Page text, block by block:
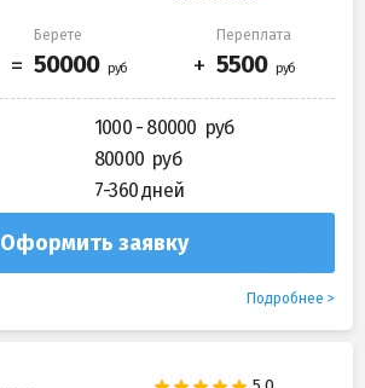
Берете Переплата
1000 - 80000
80000
7-360 дней
Оформить заявку
Подробнее